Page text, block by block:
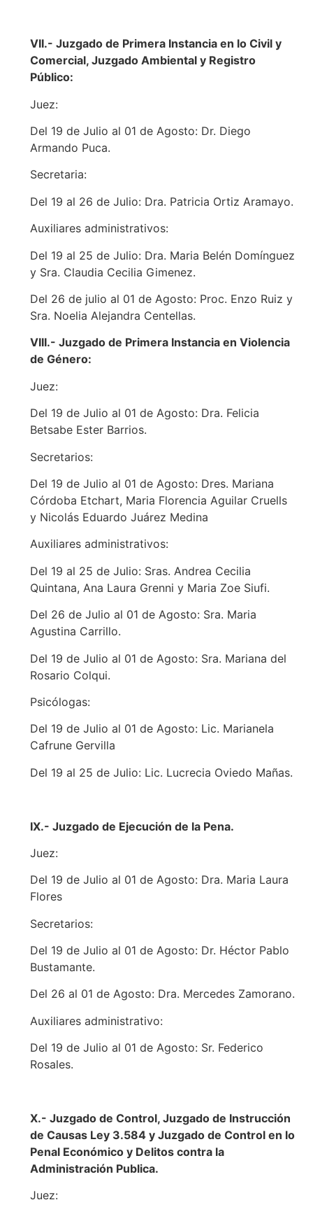
VII.- Juzgado de Primera Instancia en lo Civil y
Comercial, Juzgado Ambiental y Registro
Público:
Juez:
Del 19 de Julio al 01 de Agosto: Dr. Diego
Armando Puca.
Secretaria:
Del 19 al 26 de Julio: Dra. Patricia Ortiz Aramayo.
Auxiliares administrativos:
Del 19 al 25 de Julio: Dra. Maria Belén Domínguez
y Sra. Claudia Cecilia Gimenez.
Del 26 de julio al 01 de Agosto: Proc. Enzo Ruiz y
Sra. Noelia Alejandra Centellas.
VIII.- Juzgado de Primera Instancia en Violencia
de Género:
Juez:
Del 19 de Julio al 01 de Agosto: Dra. Felicia
Betsabe Ester Barrios.
Secretarios:
Del 19 de Julio al 01 de Agosto: Dres. Mariana
Córdoba Etchart, Maria Florencia Aguilar Cruells
y Nicolás Eduardo Juárez Medina
Auxiliares administrativos:
Del 19 al 25 de Julio: Sras. Andrea Cecilia
Quintana, Ana Laura Grenni y Maria Zoe Siufi.
Del 26 de Julio al 01 de Agosto: Sra. Maria
Agustina Carrillo.
Del 19 de Julio al 01 de Agosto: Sra. Mariana del
Rosario Colqui.
Psicólogas:
Del 19 de Julio al 01 de Agosto: Lic. Marianela
Cafrune Gervilla
Del 19 al 25 de Julio: Lic. Lucrecia Oviedo Mañas.
IX.- Juzgado de Ejecución de la Pena.
Juez:
Del 19 de Julio al 01 de Agosto: Dra. Maria Laura
Flores
Secretarios:
Del 19 de Julio al 01 de Agosto: Dr. Héctor Pablo
Bustamante.
Del 26 al 01 de Agosto: Dra. Mercedes Zamorano.
Auxiliares administrativo:
Del 19 de Julio al 01 de Agosto: Sr. Federico
Rosales.
X.- Juzgado de Control, Juzgado de Instrucción
de Causas Ley 3.584 y Juzgado de Control en lo
Penal Económico y Delitos contra la
Administración Publica.
Juez: